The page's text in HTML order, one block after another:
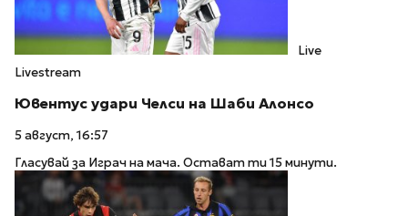
Live
Livestream
Ювентус удари Челси на Шаби Алонсо
5 август, 16:57
Гласувай за Играч на мача. Остават ти 15 минути.